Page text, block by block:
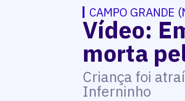
CAMPO GRANDE
Vídeo:
morta
Criança foi
Inferninho